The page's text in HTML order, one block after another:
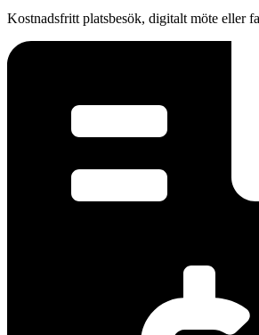
Kostnadsfritt platsbesök, digitalt möte eller